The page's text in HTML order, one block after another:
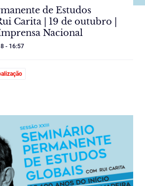
de Estudos
Carita | 19 de outubro |
Nacional
- 16:57